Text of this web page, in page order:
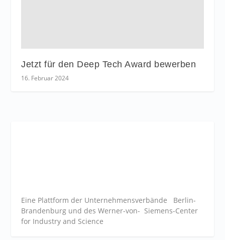
Jetzt für den Deep Tech Award bewerben
16. Februar 2024
Eine Plattform der Unternehmensverbände Berlin-
Brandenburg und des Werner-von- Siemens-Center
for Industry and Science